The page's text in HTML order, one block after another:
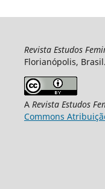
Revista Estudos
Florianópolis, Brasil.
A Revista Estudos
Commons